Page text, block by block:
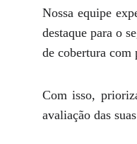
Nossa equipe
destaque para o
de cobertura com
Com isso,
avaliação das